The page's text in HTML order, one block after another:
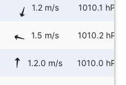
1.2 m/s 1010.1 hPa
1.5 m/s 1010.2 hPa
1.2.0 m/s 1010.0 hPa